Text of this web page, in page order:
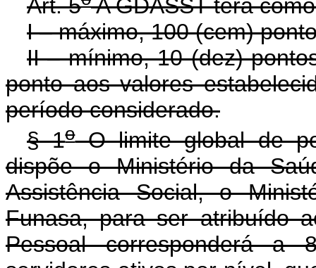
Art. 5 A GDASST terá
I – máximo, 100 (cem)
II – mínimo, 10 (dez)
ponto aos valores
período considerado.
§ 1oO limite global de
dispõe o Ministério da
Assistência Social, o
Funasa, para ser atribuído
Pessoal corresponderá